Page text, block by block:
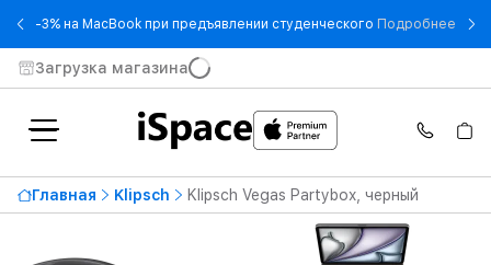
-3% на MacBook при предъявлении студенческого Подробнее - -
Загрузка магазина
Главная Klipsch Klipsch Vegas Partybox, черный